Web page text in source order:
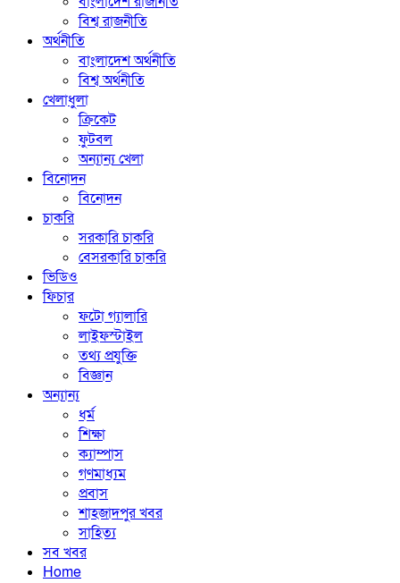
বিশ্ব রাজনীতি
অর্থনীতি
বাংলাদেশ অর্থনীতি
বিশ্ব অর্থনীতি
খেলাধুলা
ক্রিকেট
ফুটবল
অন্যান্য খেলা
বিনোদন
বিনোদন
চাকরি
সরকারি চাকরি
বেসরকারি চাকরি
ভিডিও
ফিচার
ফটো গ্যালারি
লাইফস্টাইল
তথ্য প্রযুক্তি
বিজ্ঞান
অন্যান্য
ধর্ম
শিক্ষা
ক্যাম্পাস
গণমাধ্যম
প্রবাস
শাহজাদপুর খবর
সাহিত্য
সব খবর
Home